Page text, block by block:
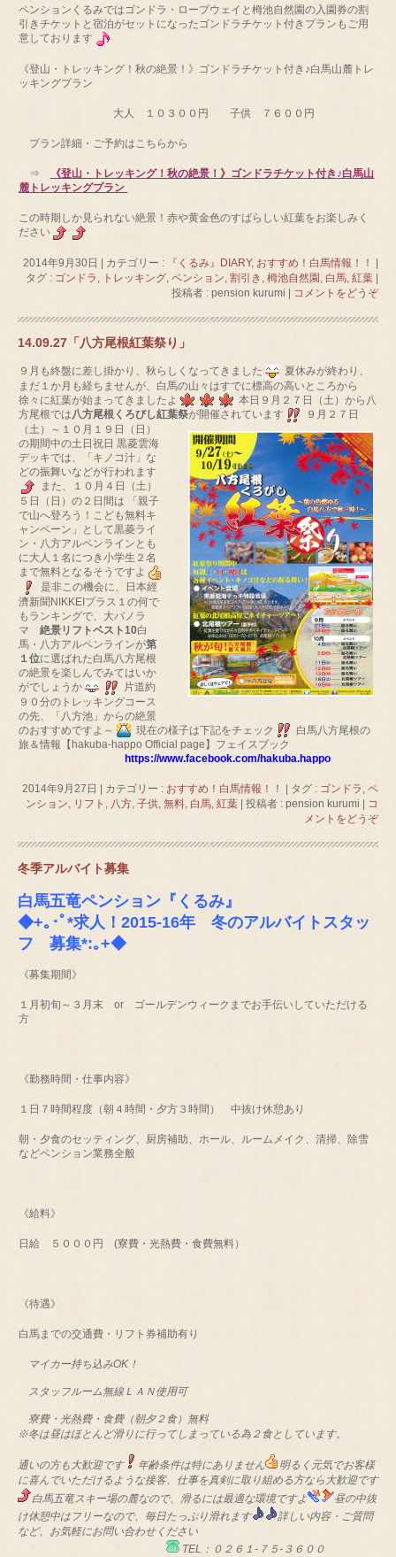
ペンションくるみではゴンドラ・ロープウェイと栂池自然園の入園券の割
引きチケットと宿泊がセットになったゴンドラチケット付きプランもご用
意しております
《登山・トレッキング！秋の絶景！》ゴンドラチケット付き♪白馬山麓トレ
ッキングプラン
大人 １０３００円 子供 ７６００円
プラン詳細・ご予約はこちらから
⇒
《登山・トレッキング！秋の絶景！》ゴンドラチケット付き♪白馬山
麓トレッキングプラン
この時期しか見られない絶景！赤や黄金色のすばらしい紅葉をお楽しみく
ださい
2014年9月30日 | カテゴリー : 『くるみ』DIARY, おすすめ！白馬情報！！
|
タグ : ゴンドラ トレッキング ペンション 割引き 栂池自然園 白馬 紅葉 |
投稿者 : pension kurumi | コメントをどうぞ
14.09.27「八方尾根紅葉祭り」
９月も終盤に差し掛かり、秋らしくなってきました
夏休みが終わり、
まだ１か月も経ちませんが、白馬の山々はすでに標高の高いところから
徐々に紅葉が始まってきましたよ
本日９月２７日（土）から八
方尾根では八方尾根くろびし紅葉祭が開催されています
９月２７日
（土）～１０月１９日（日）
の期間中の土日祝日 黒菱雲海
デッキでは、「キノコ汁」な
どの振舞いなどが行われます
また、１０月４日（土）
５日（日）の２日間は 「親子
で山へ登ろう！こども無料キ
ャンペーン」として黒菱ライ
ン・八方アルペンラインとも
に大人１名につき小学生２名
まで無料となるそうですよ
是非この機会に、日本經
濟新聞NIKKEIプラス１の何で
もランキングで、大パノラ
マ絶景リフトベスト10白
馬・八方アルペンラインが第
１位に選ばれた白馬八方尾根
の絶景を楽しんでみてはいか
がでしょうか
片道約
９０分のトレッキングコース
の先、「八方池」からの絶景
のおすすめですよ～
現在の様子は下記をチェック
白馬八方尾根の
旅＆情報【hakuba-happo Official page】フェイスブック
https://www.facebook.com/hakuba.happo
2014年9月27日 カテゴリー : おすすめ！白馬情報！！ タグ : ゴンドラ , ペ
ンション, リフト , 八方, 子供, 無料, 白馬, 紅葉 投稿者 : pension kurumi
コ
メントをどうぞ
冬季アルバイト募集
白馬五竜ペンション『くるみ』
◆+｡･ﾟ*求人！2015-16年 冬のアルバイトスタッ
フ 募集*:｡+◆
《募集期間》
１月初旬～３月末 or ゴールデンウィークまでお手伝いしていただける
方
《勤務時間・仕事内容》
１日７時間程度（朝４時間・夕方３時間） 中抜け休憩あり
朝・夕食のセッティング、厨房補助、ホール、ルームメイク、清掃、除雪
などペンション業務全般
《給料》
日給 ５０００円 (寮費・光熱費・食費無料）
《待遇》
白馬までの交通費・リフト券補助有り
マイカー持ち込みOK！
スタッフルーム無線ＬＡＮ使用可
寮費・光熱費・食費（朝夕２食）無料
※冬は昼はほとんど滑りに行ってしまっている為２食としています。
通いの方も大歓迎です 年齢条件は特にありません
明るく元気でお客様
に喜んでいただけるような接客、仕事を真剣に取り組める方なら大歓迎です
白馬五竜スキー場の麓なので、滑るには最適な環境ですよ
昼の中抜
け休憩中はフリーなので、毎日たっぷり滑れます
詳しい内容・ご質問
など、お気軽にお問い合わせください
TEL：０２６１-７５-３６００